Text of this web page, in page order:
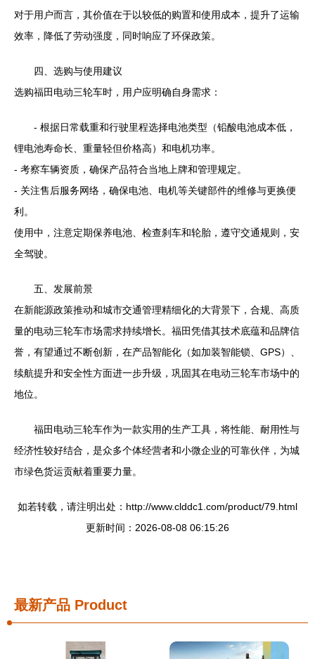
对于用户而言，其价值在于以较低的购置和使用成本，提升了运输
效率，降低了劳动强度，同时响应了环保政策。
四、选购与使用建议
选购福田电动三轮车时，用户应明确自身需求：
- 根据日常载重和行驶里程选择电池类型（铅酸电池成本低，
锂电池寿命长、重量轻但价格高）和电机功率。
- 考察车辆资质，确保产品符合当地上牌和管理规定。
- 关注售后服务网络，确保电池、电机等关键部件的维修与更换便
利。
使用中，注意定期保养电池、检查刹车和轮胎，遵守交通规则，安
全驾驶。
五、发展前景
在新能源政策推动和城市交通管理精细化的大背景下，合规、高质
量的电动三轮车市场需求持续增长。福田凭借其技术底蕴和品牌信
誉，有望通过不断创新，在产品智能化（如加装智能锁、GPS）、
续航提升和安全性方面进一步升级，巩固其在电动三轮车市场中的
地位。
福田电动三轮车作为一款实用的生产工具，将性能、耐用性与
经济性较好结合，是众多个体经营者和小微企业的可靠伙伴，为城
市绿色货运贡献着重要力量。
如若转载，请注明出处：http://www.clddc1.com/product/79.html
更新时间：2026-08-08 06:15:26
最新产品 Product